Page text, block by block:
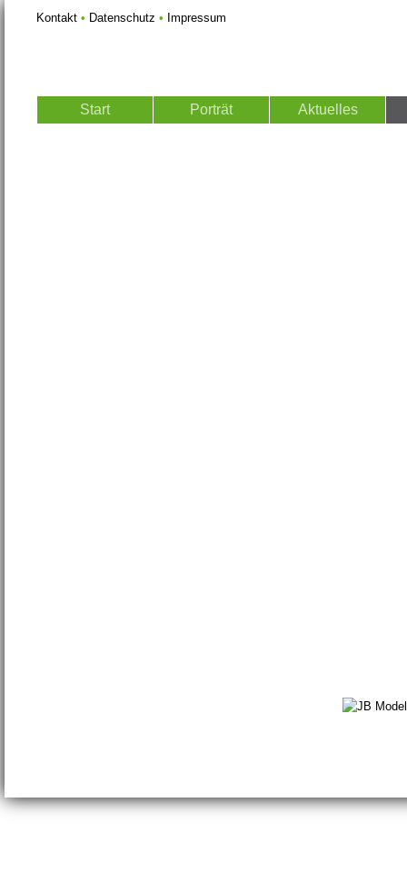
Kontakt • Datenschutz • Impressum
Start Porträt Aktuelles